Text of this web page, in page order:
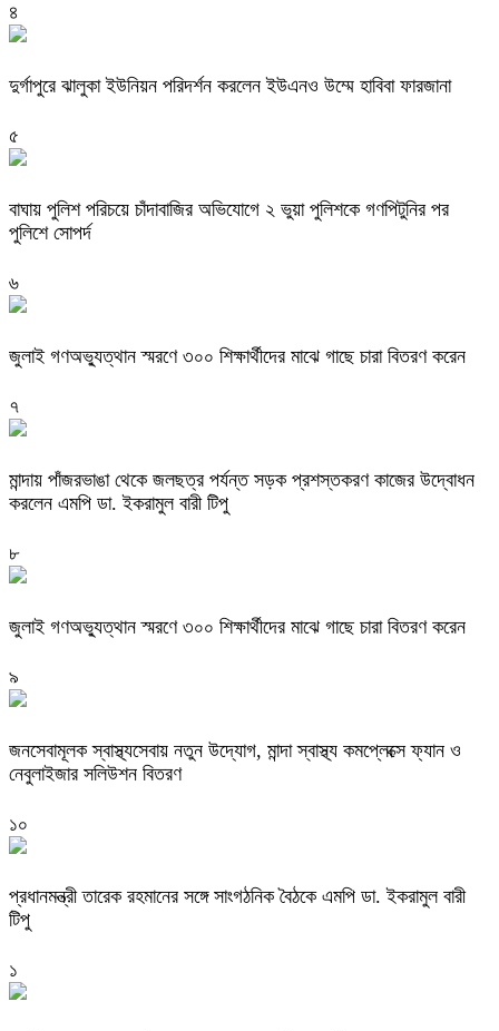
৪
দুর্গাপুরে ঝালুকা ইউনিয়ন পরিদর্শন করলেন ইউএনও উম্মে হাবিবা ফারজানা
৫
বাঘায় পুলিশ পরিচয়ে চাঁদাবাজির অভিযোগে ২ ভুয়া পুলিশকে গণপিটুনির পর
পুলিশে সোপর্দ
৬
জুলাই গণঅভ্যুত্থান স্মরণে ৩০০ শিক্ষার্থীদের মাঝে গাছে চারা বিতরণ করেন
৭
মান্দায় পাঁজরভাঙা থেকে জলছত্র পর্যন্ত সড়ক প্রশস্তকরণ কাজের উদ্বোধন
করলেন এমপি ডা. ইকরামুল বারী টিপু
৮
জুলাই গণঅভ্যুত্থান স্মরণে ৩০০ শিক্ষার্থীদের মাঝে গাছে চারা বিতরণ করেন
৯
জনসেবামূলক স্বাস্থ্যসেবায় নতুন উদ্যোগ, মান্দা স্বাস্থ্য কমপ্লেক্সে ফ্যান ও
নেবুলাইজার সলিউশন বিতরণ
১০
প্রধানমন্ত্রী তারেক রহমানের সঙ্গে সাংগঠনিক বৈঠকে এমপি ডা. ইকরামুল বারী
টিপু
১